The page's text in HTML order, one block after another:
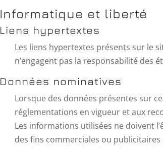
Informatique et liberté
Liens hypertextes
Les liens hypertextes présents sur le
n’engagent pas la responsabilité des
Données nominatives
Lorsque des données présentes sur
réglementations en vigueur et aux
Les informations utilisées ne doivent
des fins commerciales ou publicitaires